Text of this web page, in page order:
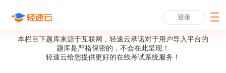
登录
本栏目下题库来源于互联网，轻速云承诺对于用户导入平台的
题库是严格保密的，不会在此呈现！
轻速云给您提供更好的在线考试系统服务！